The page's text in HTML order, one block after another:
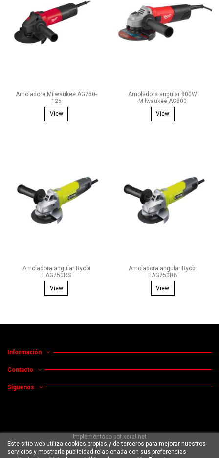
Amoladora Milwaukee AG750-
125
View
Amoladora angular 800W
Milwaukee AG800
View
Amoladora angular Ryobi
EAG750RS
View
Amoladora angular Ryobi
EAG750RB
View
Información
Contacto
Este sitio web utiliza cookies propias y de terceros para mejorar nuestros
servicios y mostrarle publicidad relacionada con sus preferencias
Síguenos
Implementado por xeral.net